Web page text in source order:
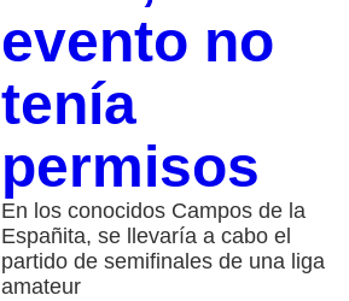
evento no
tenía
permisos
En los conocidos Campos de la
Españita, se llevaría a cabo el
partido de semifinales de una liga
amateur